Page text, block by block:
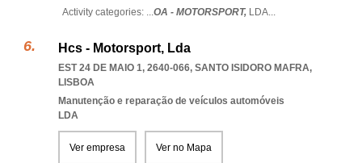
Activity categories: ...OA - MOTORSPORT, LDA...
Hcs - Motorsport, Lda
EST 24 DE MAIO 1, 2640-066, SANTO ISIDORO MAFRA,
LISBOA
Manutenção e reparação de veículos automóveis
LDA
Ver empresa Ver no Mapa